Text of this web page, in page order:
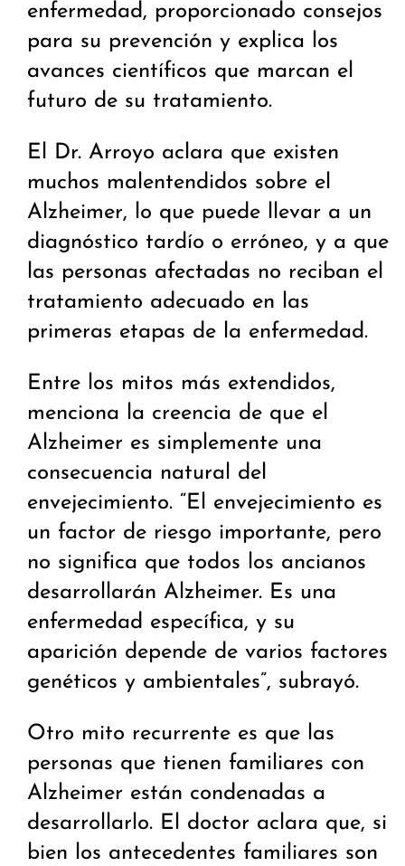
enfermedad, proporcionado consejos
para su prevención y explica los
avances científicos que marcan el
futuro de su tratamiento.
El Dr. Arroyo aclara que existen
muchos malentendidos sobre el
Alzheimer, lo que puede llevar a un
diagnóstico tardío o erróneo, y a que
las personas afectadas no reciban el
tratamiento adecuado en las
primeras etapas de la enfermedad.
Entre los mitos más extendidos,
menciona la creencia de que el
Alzheimer es simplemente una
consecuencia natural del
envejecimiento. “El envejecimiento es
un factor de riesgo importante, pero
no significa que todos los ancianos
desarrollarán Alzheimer. Es una
enfermedad específica, y su
aparición depende de varios factores
genéticos y ambientales”, subrayó.
Otro mito recurrente es que las
personas que tienen familiares con
Alzheimer están condenadas a
desarrollarlo. El doctor aclara que, si
bien los antecedentes familiares son